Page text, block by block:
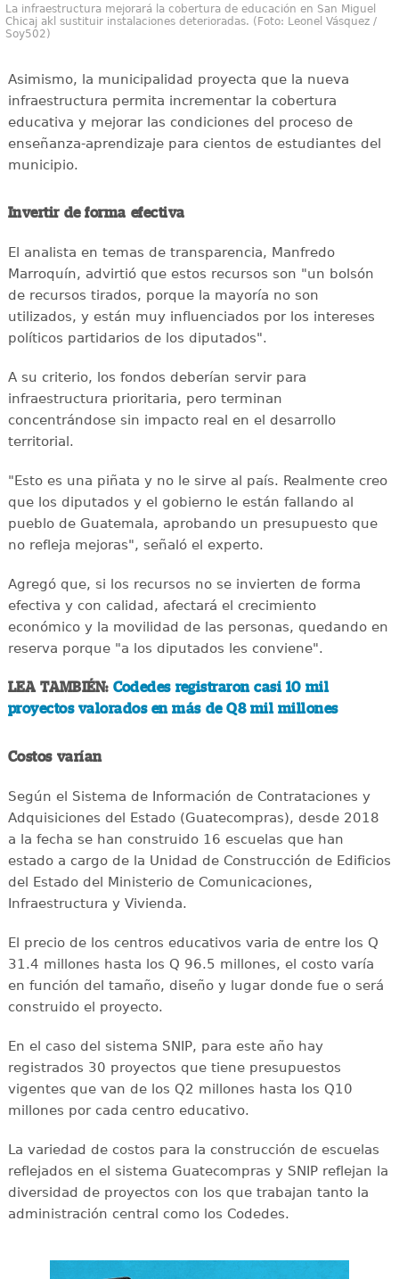
La infraestructura mejorará la cobertura de educación en San Miguel
Chicaj akl sustituir instalaciones deterioradas. (Foto: Leonel Vásquez /
Soy502)
Asimismo, la municipalidad proyecta que la nueva
infraestructura permita incrementar la cobertura
educativa y mejorar las condiciones del proceso de
enseñanza-aprendizaje para cientos de estudiantes del
municipio.
Invertir de forma efectiva
El analista en temas de transparencia, Manfredo
Marroquín, advirtió que estos recursos son "un bolsón
de recursos tirados, porque la mayoría no son
utilizados, y están muy influenciados por los intereses
políticos partidarios de los diputados".
A su criterio, los fondos deberían servir para
infraestructura prioritaria, pero terminan
concentrándose sin impacto real en el desarrollo
territorial.
"Esto es una piñata y no le sirve al país. Realmente creo
que los diputados y el gobierno le están fallando al
pueblo de Guatemala, aprobando un presupuesto que
no refleja mejoras", señaló el experto.
Agregó que, si los recursos no se invierten de forma
efectiva y con calidad, afectará el crecimiento
económico y la movilidad de las personas, quedando en
reserva porque "a los diputados les conviene".
LEA TAMBIÉN:Codedes registraron casi 10 mil
proyectos valorados en más de Q8 mil millones
Costos varían
Según el Sistema de Información de Contrataciones y
Adquisiciones del Estado (Guatecompras), desde 2018
a la fecha se han construido 16 escuelas que han
estado a cargo de la Unidad de Construcción de Edificios
del Estado del Ministerio de Comunicaciones,
Infraestructura y Vivienda.
El precio de los centros educativos varia de entre los Q
31.4 millones hasta los Q 96.5 millones, el costo varía
en función del tamaño, diseño y lugar donde fue o será
construido el proyecto.
En el caso del sistema SNIP, para este año hay
registrados 30 proyectos que tiene presupuestos
vigentes que van de los Q2 millones hasta los Q10
millones por cada centro educativo.
La variedad de costos para la construcción de escuelas
reflejados en el sistema Guatecompras y SNIP reflejan la
diversidad de proyectos con los que trabajan tanto la
administración central como los Codedes.